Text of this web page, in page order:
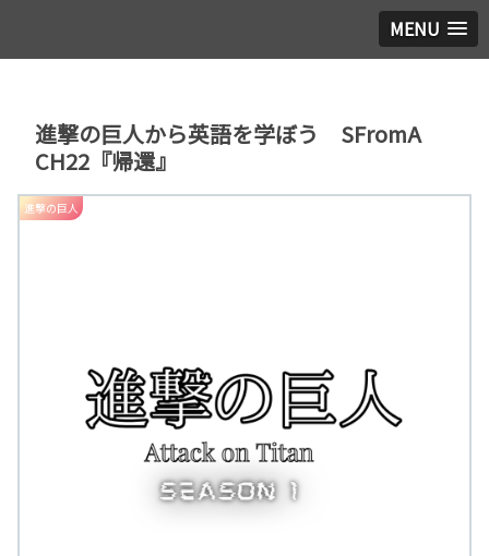
MENU
進撃の巨人から英語を学ぼう SFromA
CH22『帰還』
進撃の巨人